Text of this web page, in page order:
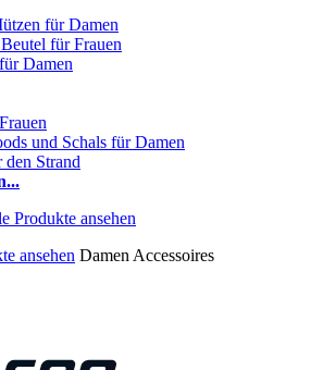
für Damen
für Frauen
Damen
und Schals für Damen
Strand
ansehen Damen Accessoires